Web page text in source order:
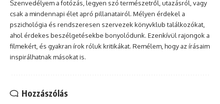
Szenvedélyem a fotózás, legyen szó természetről, utazásról, vagy
csak a mindennapi élet apró pillanatairól. Mélyen érdekel a
pszichológia és rendszeresen szervezek könyvklub találkozókat,
ahol érdekes beszélgetésekbe bonyolódunk. Ezenkívül rajongok a
filmekért, és gyakran írok róluk kritikákat. Remélem, hogy az írásaim
inspirálhatnak másokat is.
Hozzászólás